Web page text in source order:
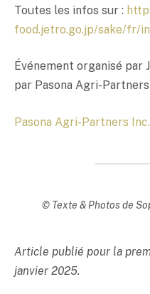
Toutes les infos sur :
food.jetro.go.jp/sake/fr/
Événement organisé par
par Pasona Agri-
Pasona Agri-Partners
© Texte & Photos de
Article publié pour la
janvier 2025.